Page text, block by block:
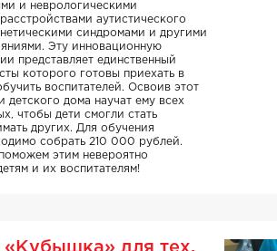
и неврологическими
аутистического
синдромами и другими
Эту инновационную
представляет единственный
которого готовы приехать в
воспитателей. Освоив этот
детского дома научат ему всех
чтобы дети смогли стать
других. Для обучения
собрать 210 000 рублей.
этим невероятно
и их воспитателям!
«Кубышка» для тех,